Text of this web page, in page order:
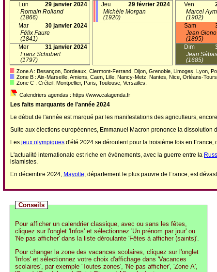
Lun
29 janvier 2024
Romain Rolland
(1866)
Mar
30 janvier 2024
Félix Faure
(1841)
Mer
31 janvier 2024
Franz Schubert
(1797)
Jeu
29 février 2024
Michèle Morgan
(1920)
Ven
Marcel
(1902)
Sam
Jean Giono
(1895)
Dim
Jean
(1685)
Zone A : Besançon, Bordeaux, Clermont-Ferrand, Dijon, Grenoble, Limoges, Lyon,
Zone B : Aix-Marseille, Amiens, Caen, Lille, Nancy-Metz, Nantes, Nice, Orléans-
Zone C : Créteil, Montpellier, Paris, Toulouse, Versailles.
Calendriers agendas : https://www.calagenda.fr
Les faits marquants de l'année 2024
Le début de l'année est marqué par les manifestations des agriculteurs,
Suite aux élections européennes, Emmanuel Macron prononce la
Les jeux olympiques d'été 2024 se déroulent pour la troisième fois en
L'actualité internationale est riche en évènements, avec la guerre entre la
islamistes.
En décembre 2024, Mayotte, département le plus pauvre de France, est
Conseils
Pour afficher un calendrier classique, avec ou sans les fêtes,
cliquez sur l'onglet 'Infos' et sélectionnez 'Un prénom par jour' ou
'Ne pas afficher' dans la liste déroulante 'Fêtes à afficher (saints)'.
Pour changer la zone des vacances scolaires, cliquez sur l'onglet
'Infos' et sélectionnez votre choix d'affichage dans 'Vacances
scolaires', par exemple 'Toutes zones', 'Ne pas afficher', 'Zone A',